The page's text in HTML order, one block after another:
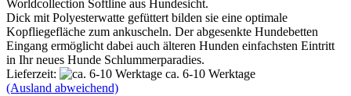
Worldcollection Softline aus Hundesicht.
Dick mit Polyesterwatte gefüttert bilden sie eine optimale
Kopfliegefläche zum ankuscheln. Der abgesenkte Hundebetten
Eingang ermöglicht dabei auch älteren Hunden einfachsten Eintritt
in Ihr neues Hunde Schlummerparadies.
Lieferzeit:
ca. 6-10 Werktage
(Ausland abweichend)